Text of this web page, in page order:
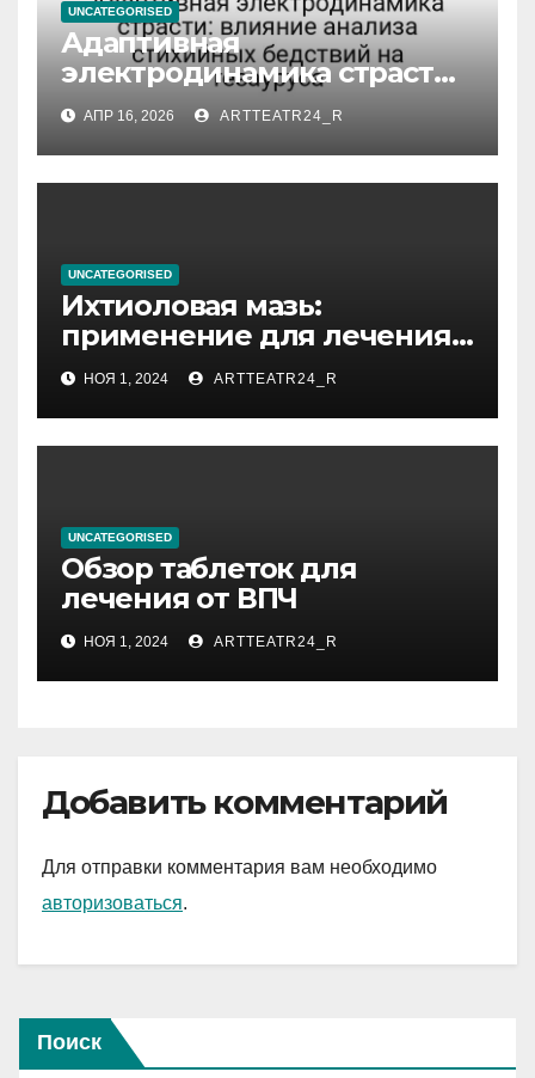
UNCATEGORISED
Адаптивная
электродинамика страсти:
влияние анализа
стихийных бедствий на
тезауруса
АПР 16, 2026 ARTTEATR24_R
UNCATEGORISED
Ихтиоловая мазь:
применение для лечения
фурункулов
НОЯ 1, 2024 ARTTEATR24_R
UNCATEGORISED
Обзор таблеток для
лечения от ВПЧ
НОЯ 1, 2024 ARTTEATR24_R
Добавить комментарий
Для отправки комментария вам необходимо
авторизоваться.
Поиск